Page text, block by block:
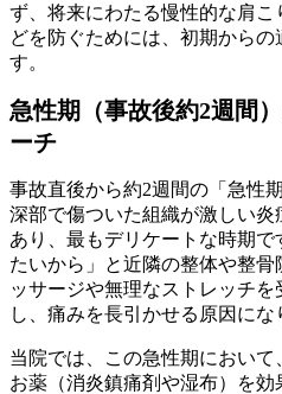
ず、将来にわたる慢性的な肩
どを防ぐためには、初期から
す。
急性期（事故後約2週間
ーチ
事故直後から約2週間の「急性
深部で傷ついた組織が激しい
あり、最もデリケートな時期
たいから」と近隣の整体や整
ッサージや無理なストレッチ
し、痛みを長引かせる原因にな
当院では、この急性期におい
お薬（消炎鎮痛剤や湿布）を